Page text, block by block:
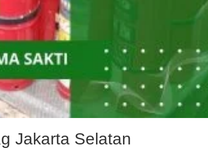
Jakarta Selatan